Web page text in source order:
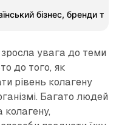
бізнес, бренди та
увага до теми
до того, як
рівень колагену
Багато людей